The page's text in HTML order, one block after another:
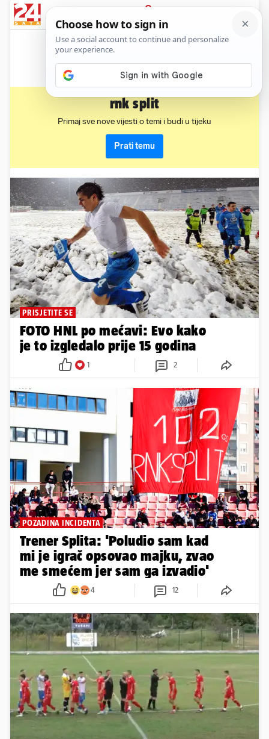
PRIJAVA
News
rnk split
Primaj sve nove vijesti o temi i budi u tijeku
Prati temu
PRISJETITE SE
FOTO HNL po mećavi: Evo kako
je to izgledalo prije 15 godina
1 2
POZADINA INCIDENTA
Trener Splita: 'Poludio sam kad
mi je igrač opsovao majku, zvao
me smećem jer sam ga izvadio'
4 12